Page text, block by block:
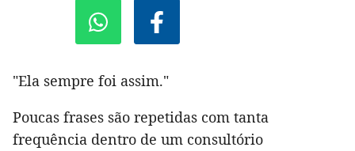
"Ela sempre foi assim."
Poucas frases são repetidas com tanta
frequência dentro de um consultório